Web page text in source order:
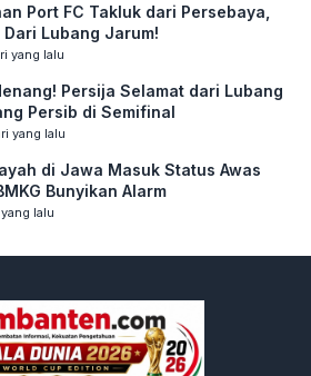
Port FC Takluk dari Persebaya,
Lubang Jarum!
yang lalu
Persija Selamat dari Lubang
Persib di Semifinal
yang lalu
di Jawa Masuk Status Awas
Bunyikan Alarm
lalu